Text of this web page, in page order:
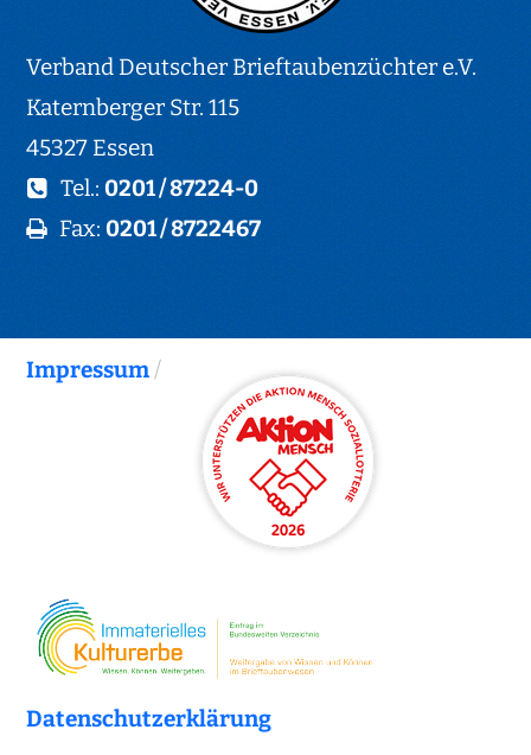
Verband Deutscher Brieftaubenzüchter e.V.
Katernberger Str. 115
45327 Essen
Tel.:0201 / 87224-0
Fax:0201 / 8722467
Impressum/
Datenschutzerklärung